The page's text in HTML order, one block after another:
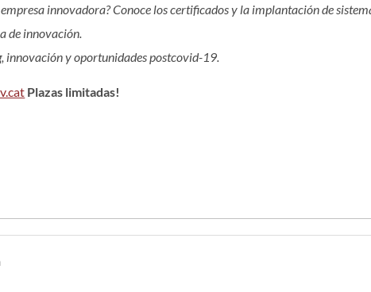
empresa innovadora? Conoce los certificados y la implantación de
de innovación.
innovación y oportunidades postcovid-19.
Plazas limitadas!